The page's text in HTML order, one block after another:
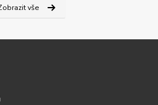
vše